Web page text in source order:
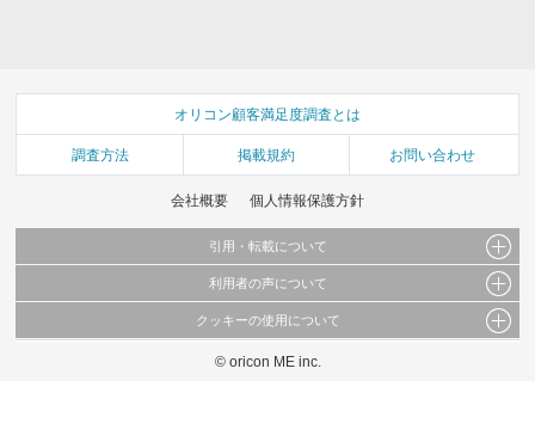
オリコン顧客満足度調査とは
調査方法 掲載規約 お問い合わせ
会社概要 個人情報保護方針
引用・転載について
当サイトで公開されている情報（文字、写真、イラスト、画像データ等）及びこれらの配
これらの情報を権利者の許可なく無断転載・複製などの二次利用を行うことは固く禁じて
利用者の声について
当サイトに掲載している内容はすべてサービスの利用者が提出された見解・感想です。
弊社の見解・ 意見ではないことをご理解いただいた上でご覧ください。
クッキーの使用について
このサイトでは Cookie を使用して、ユーザーに合わせたコンテンツや広告の表示、ソー
© oricon ME inc.